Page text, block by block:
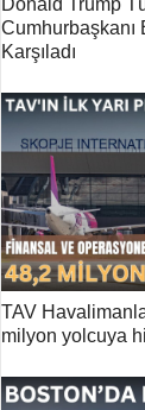
Donald Trump
Cumhurbaşkanı
Karşıladı
TAV
milyon yolcuya